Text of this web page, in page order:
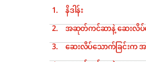
နိဒါန်း
အဆုတ်ကင်ဆာနဲ့ ဆေးလိပ်
ဆေးလိပ်သောက်ခြင်း